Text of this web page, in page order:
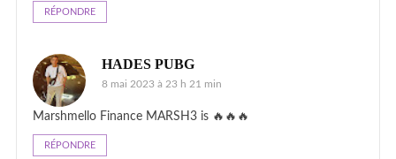
RÉPONDRE
HADES PUBG
8 mai 2023 à 23 h 21 min
Marshmello Finance MARSH3 is 🔥🔥🔥
RÉPONDRE